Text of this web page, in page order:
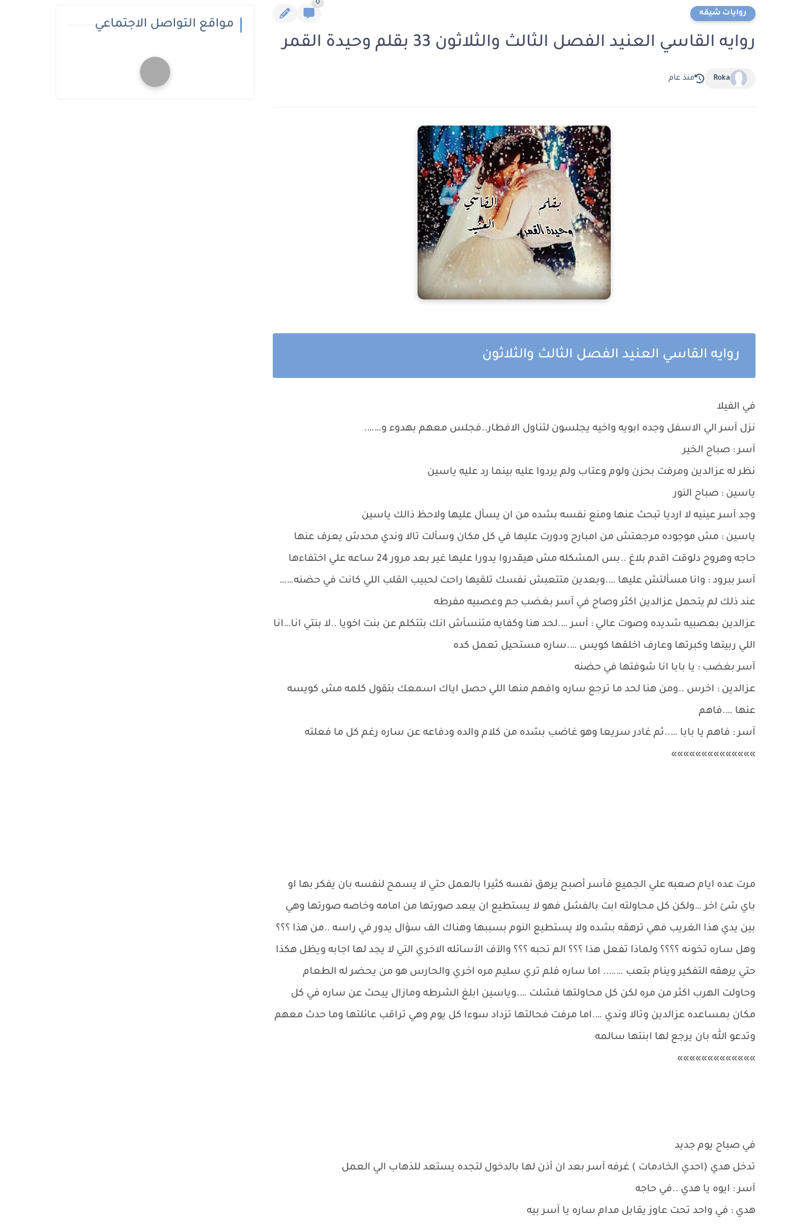
روايات شيقه
0
روايه القاسي العنيد الفصل الثالث والثلاثون 33 بقلم وحيدة القمر
Roka منذ عام
روايه القاسي العنيد الفصل الثالث والثلاثون
في الفيلا
نزل آسر الي الاسفل وجده ابويه واخيه يجلسون لتناول الافطار..فجلس معهم بهدوء و…….
آسر : صباح الخير
نظر له عزالدين ومرفت بحزن ولوم وعتاب ولم يردوا عليه بينما رد عليه ياسين
ياسين : صباح النور
وجد آسر عينيه لا ارديا تبحث عنها ومنع نفسه بشده من ان يسأل عليها ولاحظ ذالك ياسين
ياسين : مش موجوده مرجعتش من امبارح ودورت عليها في كل مكان وسألت تالا وندي محدش يعرف عنها
حاجه وهروح دلوقت اقدم بلاغ ..بس المشكله مش هيقدروا يدورا عليها غير بعد مرور 24 ساعه علي اختفاءها
آسر ببرود : وانا مسألتش عليها ….وبعدين متتعبش نفسك تلقيها راحت لحبيب القلب اللي كانت في حضنه……
عند ذلك لم يتحمل عزالدين اكثر وصاح في آسر بغضب جم وعصبيه مفرطه
عزالدين بعصبيه شديده وصوت عالي : آسر ….لحد هنا وكفايه متنسأش انك بتتكلم عن بنت اخويا ..لا بنتي انا…انا
اللي ربيتها وكبرتها وعارف اخلقها كويس ….ساره مستحيل تعمل كده
آسر بغضب : يا بابا انا شوفتها في حضنه
عزالدين : اخرس ..ومن هنا لحد ما ترجع ساره وافهم منها اللي حصل اياك اسمعك بتقول كلمه مش كويسه
عنها ….فاهم
آسر : فاهم يا بابا …..ثم غادر سريعا وهو غاضب بشده من كلام والده ودفاعه عن ساره رغم كل ما فعلته
»»»»»»»»»»»»»»
مرت عده ايام صعبه علي الجميع فآسر أصبح يرهق نفسه كثيرا بالعمل حتي لا يسمح لنفسه بان يفكر بها او
باي شئ اخر …ولكن كل محاولته ابت بالفشل فهو لا يستطيع ان يبعد صورتها من امامه وخاصه صورتها وهي
بين يدي هذا الغريب فهي ترهقه بشده ولا يستطيع النوم بسببها وهناك الف سؤال يدور في راسه ..من هذا ؟؟؟
وهل ساره تخونه ؟؟؟؟ ولماذا تفعل هذا ؟؟؟ الم تحبه ؟؟؟ والآف الأسائله الاخري التي لا يجد لها اجابه ويظل هكذا
حتي يرهقه التفكير وينام بتعب …….. اما ساره فلم تري سليم مره اخري والحارس هو من يحضر له الطعام
وحاولت الهرب اكثر من مره لكن كل محاولتها فشلت ….وياسين ابلغ الشرطه ومازال يبحث عن ساره في كل
مكان بمساعده عزالدين وتالا وندي ….اما مرفت فحالتها تزداد سوءا كل يوم وهي تراقب عائلتها وما حدث معهم
وتدعو الله بان يرجع لها ابنتها سالمه
»»»»»»»»»»»»»
في صباح يوم جديد
تدخل هدي (احدي الخادمات ) غرفه آسر بعد ان أذن لها بالدخول لتجده يستعد للذهاب الي العمل
آسر : ايوه يا هدي ..في حاجه
هدي : في واحد تحت عاوز يقابل مدام ساره يا آسر بيه
مواقع التواصل الاجتماعي